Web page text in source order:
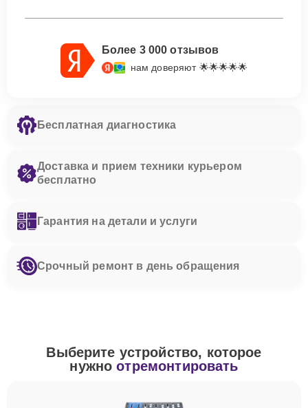
Более 3 000 отзывов
нам доверяют 🌟🌟🌟🌟🌟
Бесплатная диагностика
Доставка и прием техники курьером
бесплатно
Гарантия на детали и услуги
Срочный ремонт в день обращения
Выберите устройство, которое
нужноотремонтировать